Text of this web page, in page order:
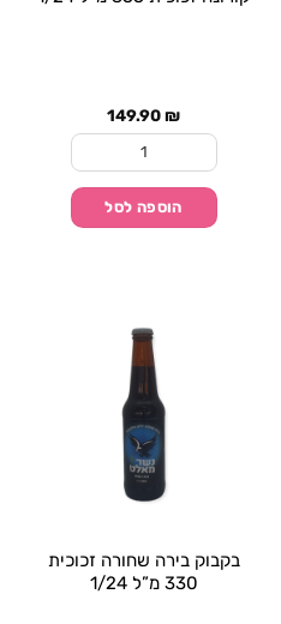
149.90₪
כמות של קורונה זכוכית 355 מ"ל 1/24
הוספה לסל
בקבוק בירה שחורה זכוכית
330 מ”ל 1/24